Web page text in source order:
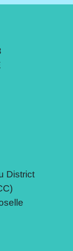
District